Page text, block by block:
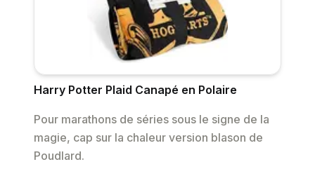
Harry Potter Plaid Canapé en Polaire
Pour marathons de séries sous le signe de la
magie, cap sur la chaleur version blason de
Poudlard.